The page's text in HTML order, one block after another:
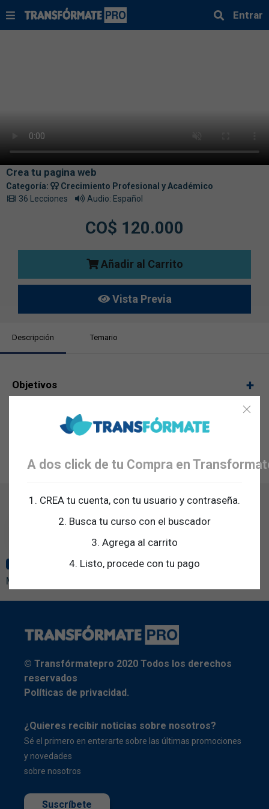
Entrar
Crea tu pagina web
Categoría:
Crecimiento Profesional y Académico
36 Lecciones
Audio: Español
CO$ 120.000
Añadir al Carrito
Vista Previa
Descripción Temario
Objetivos
¿A quién está dirigido?
Requisitos
PRO
Mentor de TransfórmatePro
© Transfórmatepro 2020 Todos los derechos
reservados
Políticas de privacidad.
¿Quieres recibir noticias sobre nosotros?
Sé el primero en enterarte sobre las últimas promociones
y novedades
sobre nosotros
Suscríbete
A dos click de tu Compra en
1. CREA tu cuenta, con tu usuario y contraseña.
2. Busca tu curso con el buscador
3. Agrega al carrito
4. Listo, procede con tu pago